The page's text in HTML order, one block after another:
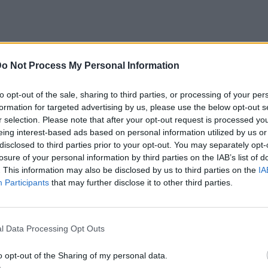
Not Process My Personal Information
opt-out of the sale, sharing to third parties, or processing of your
for targeted advertising by us, please use the below opt-out
selection. Please note that after your opt-out request is processed
interest-based ads based on personal information utilized by us
to third parties prior to your opt-out. You may separately
of your personal information by third parties on the IAB’s list of
This information may also be disclosed by us to third parties on the
Participants that may further disclose it to other third parties.
Data Processing Opt Outs
opt-out of the Sharing of my personal data.
Instagram η Τάμτα μοιράζεται με τους
στιγμές από τις καλοκαιρινές της
χαλάρωσης στον ήλιο και δίπλα στη
του καρουζέλ βλέπουμε και τον